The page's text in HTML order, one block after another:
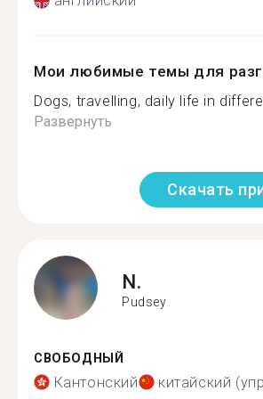
Мои любимые темы для
Dogs, travelling, daily life in
Развернуть
Скачать
N.
Pudsey
СВОБОДНЫЙ
Кантонский китайский